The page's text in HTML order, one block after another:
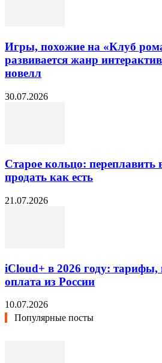
Игры, похожие на «Клуб
развивается жанр
новелл
30.07.2026
Старое кольцо: переплавить
продать как есть
21.07.2026
iCloud+ в 2026 году: тарифы,
оплата из России
10.07.2026
Популярные посты